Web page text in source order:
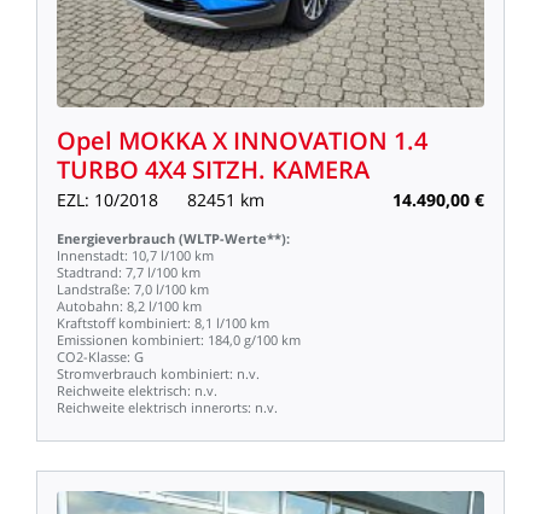
Opel MOKKAX INNOVATION 1.4
TURBO 4X4 SITZH. KAMERA
EZL: 10/2018 82451 km 14.490,00 €
Energieverbrauch (WLTP-Werte**):
Innenstadt: 10,7 l/100 km
Stadtrand: 7,7 l/100 km
Landstraße: 7,0 l/100 km
Autobahn: 8,2 l/100 km
Kraftstoff kombiniert: 8,1 l/100 km
Emissionen kombiniert: 184,0 g/100 km
CO2-Klasse: G
Stromverbrauch kombiniert: n.v.
Reichweite elektrisch: n.v.
Reichweite elektrisch innerorts: n.v.